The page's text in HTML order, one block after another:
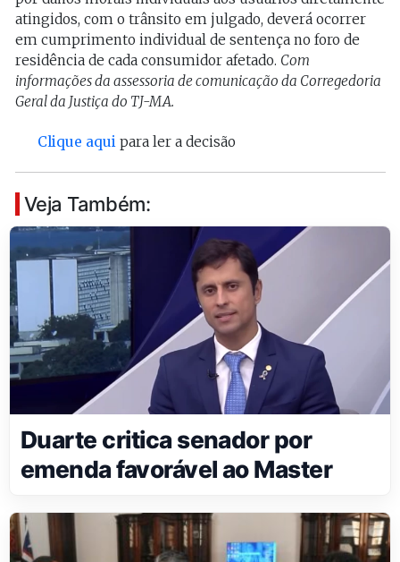
atingidos, com o trânsito em julgado, deverá ocorrer
em cumprimento individual de sentença no foro de
residência de cada consumidor afetado. Com
informações da assessoria de comunicação da Corregedoria
Geral da Justiça do TJ-MA.
Clique aqui para ler a decisão
Veja Também:
Duarte critica senador por
emenda favorável ao Master